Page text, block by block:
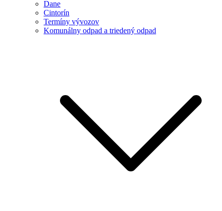
Dane
Cintorín
Termíny vývozov
Komunálny odpad a triedený odpad